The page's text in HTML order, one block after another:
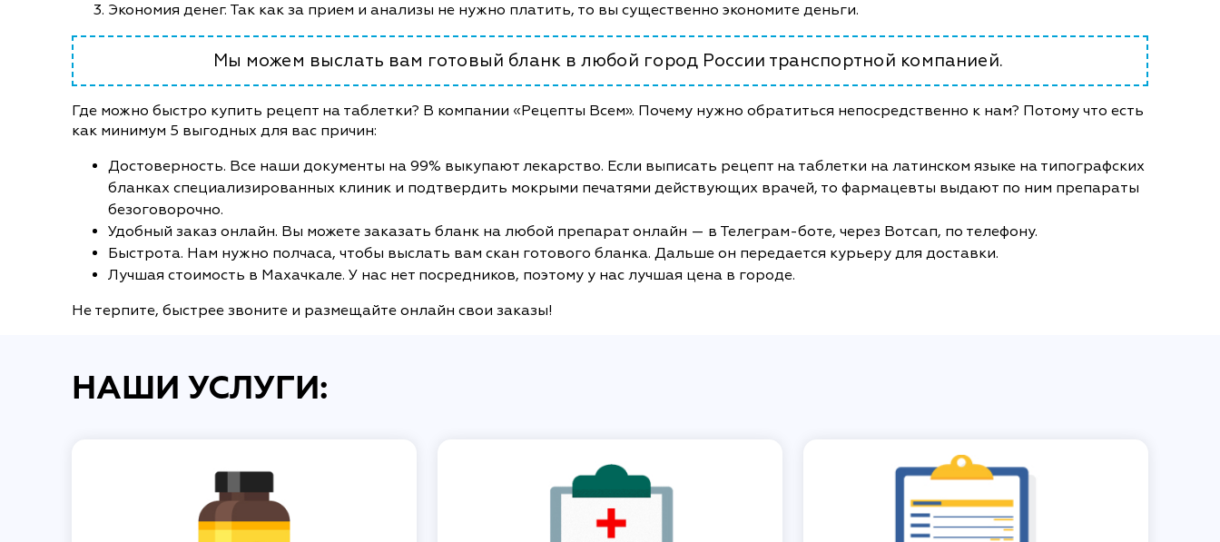
Экономия денег. Так как за прием и анализы не нужно платить, то вы существенно экономите деньги.
Мы можем выслать вам готовый бланк в любой город России транспортной компанией.
Где можно быстро купить рецепт на таблетки? В компании «Рецепты Всем». Почему нужно обратиться непосредственно к нам? Потому что есть
как минимум 5 выгодных для вас причин:
Достоверность. Все наши документы на 99% выкупают лекарство. Если выписать рецепт на таблетки на латинском языке на типографских
бланках специализированных клиник и подтвердить мокрыми печатями действующих врачей, то фармацевты выдают по ним препараты
безоговорочно.
Удобный заказ онлайн. Вы можете заказать бланк на любой препарат онлайн — в Телеграм-боте, через Вотсап, по телефону.
Быстрота. Нам нужно полчаса, чтобы выслать вам скан готового бланка. Дальше он передается курьеру для доставки.
Лучшая стоимость в Махачкале. У нас нет посредников, поэтому у нас лучшая цена в городе.
Не терпите, быстрее звоните и размещайте онлайн свои заказы!
НАШИ УСЛУГИ: